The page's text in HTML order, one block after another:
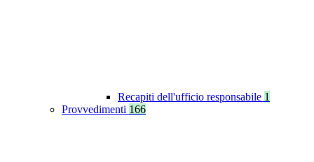
Recapiti dell'ufficio responsabile 1
Provvedimenti 166